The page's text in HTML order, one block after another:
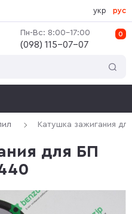
0
Пн-Вс: 8:00-17:00
(‎098) 115-07-07
укр рус
Катушка зажигания
для БП